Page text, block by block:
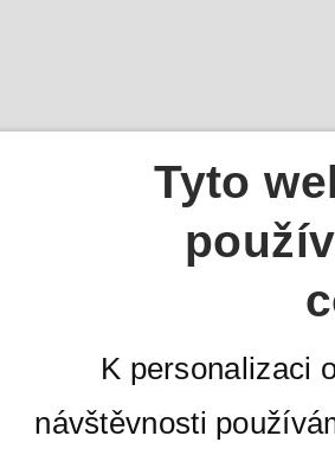
Tyto
K personalizaci
návštěvnosti